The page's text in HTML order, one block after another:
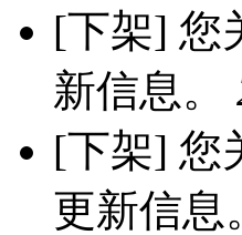
[下架] 您
新信息。
[下架] 您
更新信息